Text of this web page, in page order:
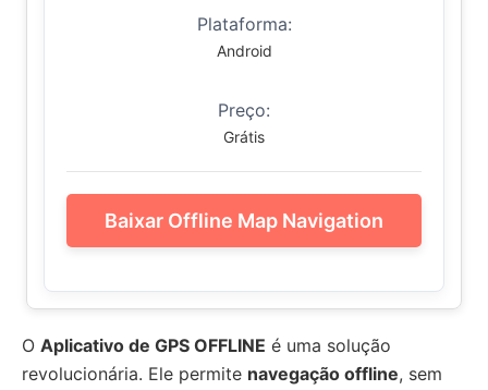
Plataforma:
Android
Preço:
Grátis
Baixar Offline Map Navigation
O Aplicativo de GPS OFFLINE é uma solução
revolucionária. Ele permite navegação offline, sem